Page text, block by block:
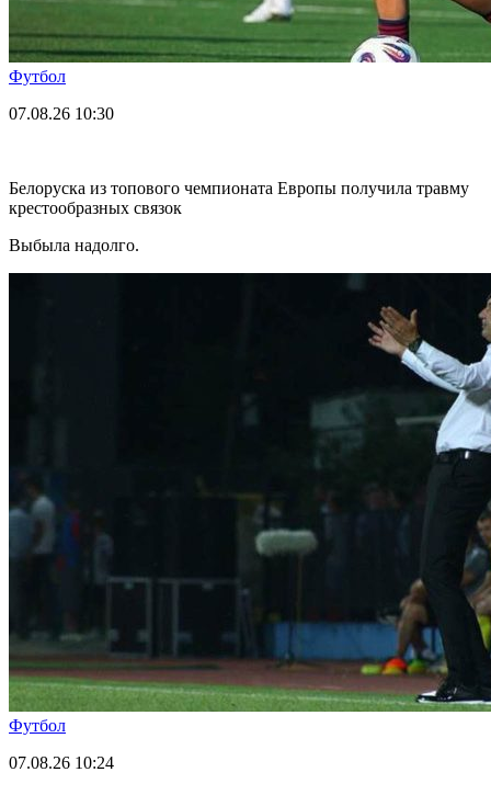
Футбол
07.08.26 10:30
Белоруска из топового чемпионата Европы получила травму
крестообразных связок
Выбыла надолго.
Футбол
07.08.26 10:24